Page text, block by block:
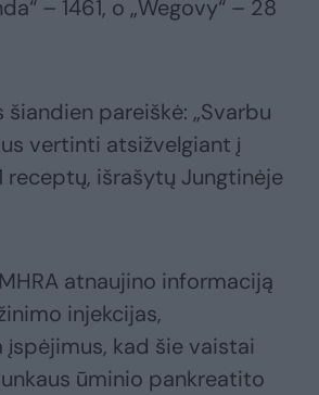
– 1461, o „Wegovy“ – 28
pareiškė: „Svarbu
vertinti atsižvelgiant į
receptų, išrašytų Jungtinėje
atnaujino informaciją
injekcijas,
įspėjimus, kad šie vaistai
ūminio pankreatito